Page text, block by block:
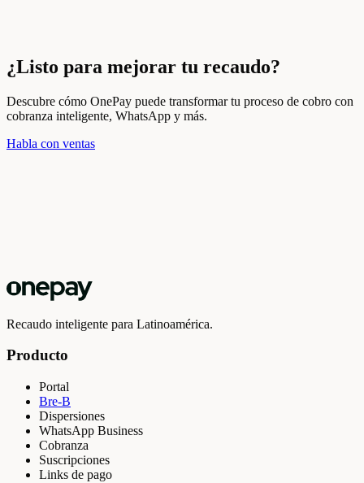
¿Listo para mejorar tu recaudo?
Descubre cómo OnePay puede transformar tu proceso de cobro con
cobranza inteligente, WhatsApp y más.
Habla con ventas
Recaudo inteligente para Latinoamérica.
Producto
Portal
Bre-B
Dispersiones
WhatsApp Business
Cobranza
Suscripciones
Links de pago